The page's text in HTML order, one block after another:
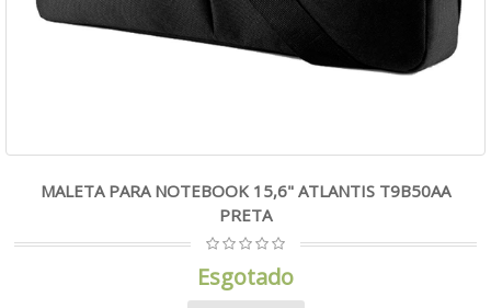
MALETA PARA NOTEBOOK 15,6" ATLANTIS T9B50AA
PRETA
Esgotado